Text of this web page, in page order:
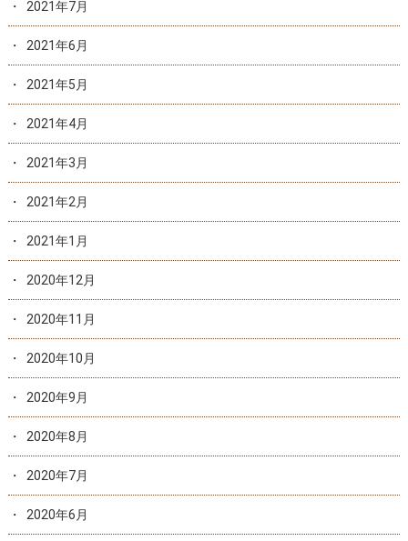
2021年7月
2021年6月
2021年5月
2021年4月
2021年3月
2021年2月
2021年1月
2020年12月
2020年11月
2020年10月
2020年9月
2020年8月
2020年7月
2020年6月